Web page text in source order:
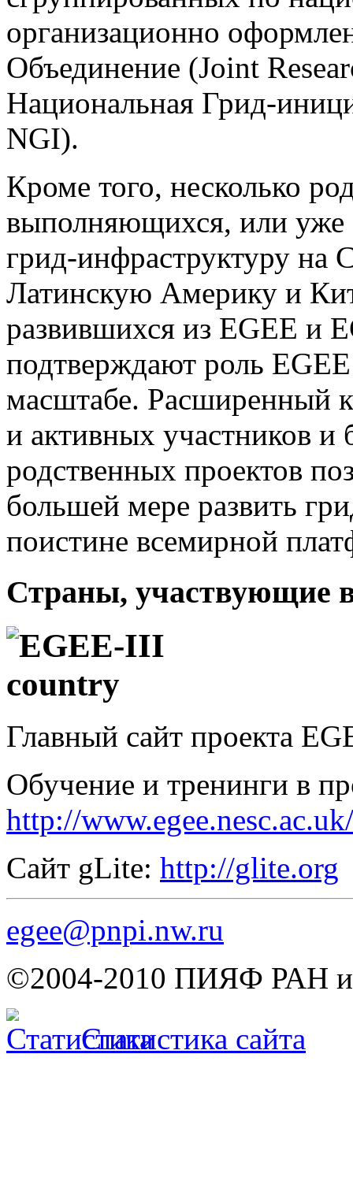
организационно
Объединение (Joint
Национальная Грид-
NGI).
Кроме того, несколько
выполняющихся, или уже
грид-инфраструктуру на
Латинскую Америку и
развившихся из EGEE и
подтверждают роль
масштабе. Расширенный
и активных участников и
родственных проектов
большей мере развить
поистине всемирной
Страны, участвующие
Главный сайт проекта
Обучение и тренинги в
http://www.egee.nesc.ac.uk/
Сайт gLite: http://glite.org
egee@pnpi.nw.ru
©2004-2010 ПИЯФ РАН
Статистика сайта